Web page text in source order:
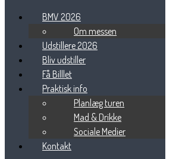
DSC_3074
Beauty Messe Vest
Vestre Ringvej 101
7000 Fredericia
BMV 2026
Om messen
Udstillere 2026
Bliv udstiller
Få Billlet
Praktisk info
Planlæg turen
Mad & Drikke
Sociale Medier
Kontakt